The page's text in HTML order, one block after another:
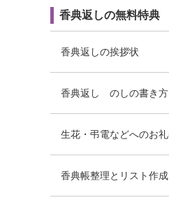
香典返しの無料特典
香典返しの挨拶状
香典返し のしの書き方
生花・弔電などへのお礼
香典帳整理とリスト作成